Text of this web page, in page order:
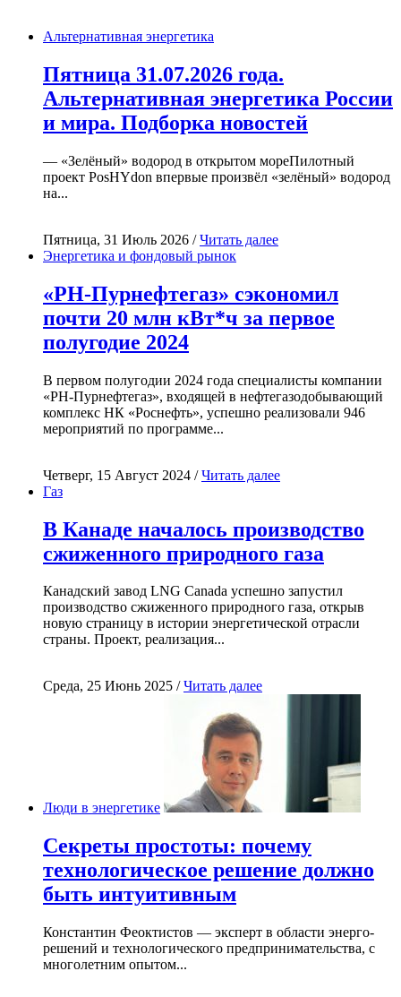
Альтернативная энергетика
Пятница 31.07.2026 года.
Альтернативная энергетика России
и мира. Подборка новостей
— «Зелёный» водород в открытом мореПилотный
проект PosHYdon впервые произвёл «зелёный» водород
на...
Пятница, 31 Июль 2026 /Читать далее
Энергетика и фондовый рынок
«РН-Пурнефтегаз» сэкономил
почти 20 млн кВт*ч за первое
полугодие 2024
В первом полугодии 2024 года специалисты компании
«РН-Пурнефтегаз», входящей в нефтегазодобывающий
комплекс НК «Роснефть», успешно реализовали 946
мероприятий по программе...
Четверг, 15 Август 2024 /Читать далее
Газ
В Канаде началось производство
сжиженного природного газа
Канадский завод LNG Canada успешно запустил
производство сжиженного природного газа, открыв
новую страницу в истории энергетической отрасли
страны. Проект, реализация...
Среда, 25 Июнь 2025 /Читать далее
Люди в энергетике
Секреты простоты: почему
технологическое решение должно
быть интуитивным
Константин Феоктистов — эксперт в области энерго-
решений и технологического предпринимательства, с
многолетним опытом...